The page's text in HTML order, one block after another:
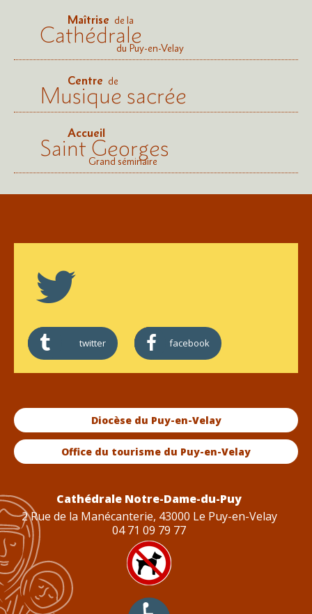
Maîtrise de la
Cathédraledu Puy-en-Velay
Centre de
Musique sacrée
Accueil
Saint Georges
Grand séminaire
twitter facebook
Diocèse du Puy-en-Velay
Office du tourisme du Puy-en-Velay
Cathédrale Notre-Dame-du-Puy
2 Rue de la Manécanterie, 43000 Le Puy-en-Velay
04 71 09 79 77